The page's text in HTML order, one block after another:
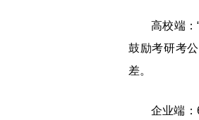
高校端
鼓励考研考
差。
企业端：